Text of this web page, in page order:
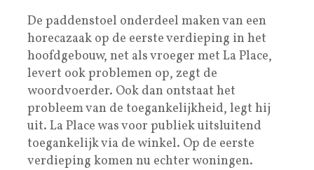
De paddenstoel onderdeel maken van een
horecazaak op de eerste verdieping in het
hoofdgebouw, net als vroeger met La Place,
levert ook problemen op, zegt de
woordvoerder. Ook dan ontstaat het
probleem van de toegankelijkheid, legt hij
uit. La Place was voor publiek uitsluitend
toegankelijk via de winkel. Op de eerste
verdieping komen nu echter woningen.